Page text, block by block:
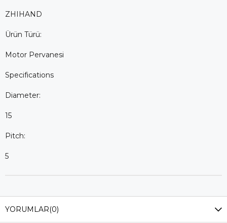
ZHIHAND
Ürün Türü:
Motor Pervanesi
Specifications
Diameter:
15
Pitch:
5
YORUMLAR(0)